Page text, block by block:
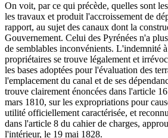
On voit, par ce qui précède, quelles sont
les travaux et produit l'accroissement de
rapport, au sujet des canaux dont la
Gouvernement. Celui des Pyrénées n'a
de semblables inconvénients. L'indemnité
propriétaires se trouve légalement et
les bases adoptées pour l'évaluation des
l'emplacement du canal et de ses
trouve clairement énoncées dans l'article
mars 1810, sur les expropriations pour
utilité officiellement caractérisée, et
dans l'article 8 du cahier de charges,
l'intérieur, le 19 mai 1828.